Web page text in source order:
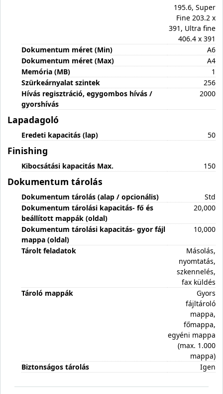
195.6, Super
Fine 203.2 x
391, Ultra fine
406.4 x 391
Dokumentum méret (Min)
A6
Dokumentum méret (Max)
A4
Memória (MB)
1
Szürkeárnyalat szintek
256
Hívás regisztráció, egygombos hívás /
gyorshívás
2000
Lapadagoló
Eredeti kapacitás (lap) 50
Finishing
Kibocsátási kapacitás Max. 150
Dokumentum tárolás
Dokumentum tárolás (alap / opcionális)
Std
Dokumentum tárolási kapacitás- fő és
beállított mappák (oldal)
20,000
Dokumentum tárolási kapacitás- gyor fájl
mappa (oldal)
10,000
Tárolt feladatok
Másolás,
nyomtatás,
szkennelés,
fax küldés
Tároló mappák
Gyors
fájltároló
mappa,
főmappa,
egyéni mappa
(max. 1.000
mappa)
Biztonságos tárolás
Igen